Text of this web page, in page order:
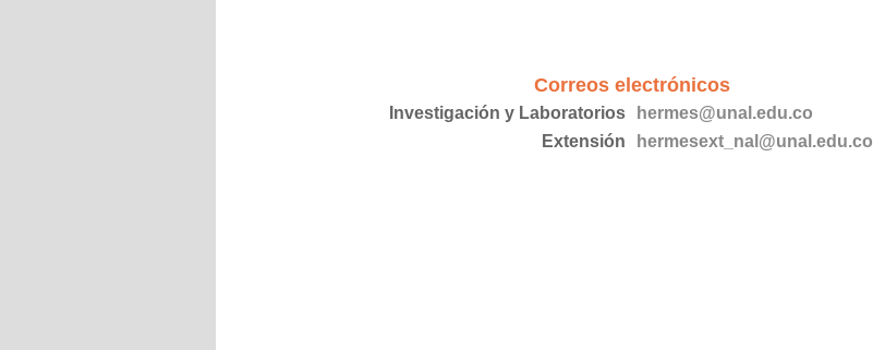
Correos electrónicos
Investigación y Laboratorios
hermes@unal.edu.co
Extensión
hermesext_nal@unal.edu.co